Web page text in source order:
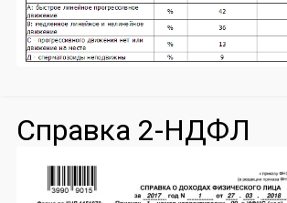
Справка 2-НДФЛ